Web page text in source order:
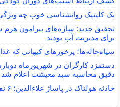
یک کلینیک روانشناسی خوب چه
تحقیق جدید: سازه‌های پیرامون
برای مدیریت آب بودند
سیاه‌چاله‌ها؛ پرخورهای کیهانی که
دستمزد کارگران در شهریورماه
دقیق محاسبه سبد معیشت اعلام شد
حادثه هولناک در پاساژ علاءالدین؛ ۶ نفر به بیمارستان منتقل شدند